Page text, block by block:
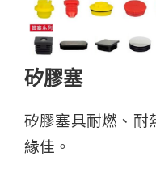
矽膠塞
矽膠塞具耐燃、耐
緣佳。